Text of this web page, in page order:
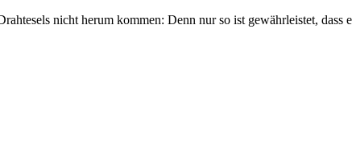
nicht herum kommen: Denn nur so ist gewährleistet, dass